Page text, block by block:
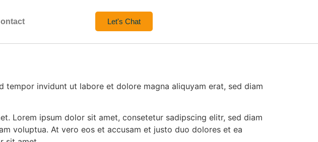
Let's Chat
invidunt ut labore et dolore magna aliquyam erat, sed diam
Lorem ipsum dolor sit amet, consetetur sadipscing elitr, sed diam
voluptua. At vero eos et accusam et justo duo dolores et ea